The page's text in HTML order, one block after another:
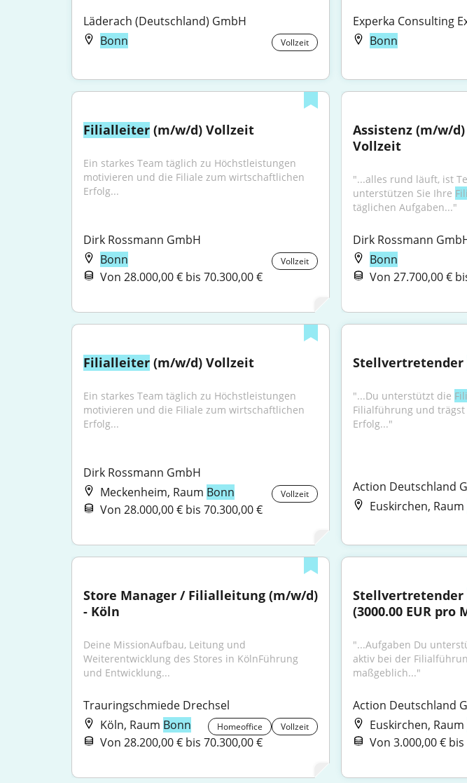
Läderach (Deutschland) GmbH
Bonn
Vollzeit
Experka Consulting
Bonn
Filialleiter (m/w/d) Vollzeit
Ein starkes Team täglich zu Höchstleistungen
motivieren und die Filiale zum wirtschaftlichen
Erfolg...
Dirk Rossmann GmbH
Bonn
Vollzeit
Von 28.000,00 € bis 70.300,00 €
Assistenz (m/w/
Vollzeit
"...alles rund läuft, ist
unterstützen Sie Ihre
täglichen Aufgaben..."
Dirk Rossmann
Bonn
Von 27.700,00 €
Filialleiter (m/w/d) Vollzeit
Ein starkes Team täglich zu Höchstleistungen
motivieren und die Filiale zum wirtschaftlichen
Erfolg...
Dirk Rossmann GmbH
Meckenheim, Raum Bonn Vollzeit
Von 28.000,00 € bis 70.300,00 €
Stellvertretender
"...Du unterstützt die
Filialführung und
Erfolg..."
Action Deutschland
Euskirchen, Raum
Store Manager / Filialleitung (m/w/d)
- Köln
Deine MissionAufbau, Leitung und
Weiterentwicklung des Stores in KölnFührung
und Entwicklung...
Trauringschmiede Drechsel
Köln, Raum Bonn Homeoffice Vollzeit
Von 28.200,00 € bis 70.300,00 €
Stellvertretender
(3000.00 EUR pro
"...Aufgaben Du
aktiv bei der
maßgeblich..."
Action Deutschland
Euskirchen, Raum
Von 3.000,00 €